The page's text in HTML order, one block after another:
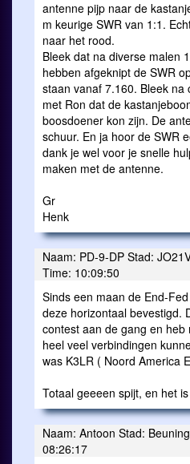
antenne pijp naar de
m keurige SWR van 1:1.
naar het rood.
Bleek dat na diverse malen
hebben afgeknipt de SWR
staan vanaf 7.160. Bleek
met Ron dat de
boosdoener kon zijn. De
schuur. En ja hoor de SWR
dank je wel voor je snelle
maken met de antenne.
Gr
Henk
Naam: PD-9-DP Stad:
Time: 10:09:50
Sinds een maan de End-
deze horizontaal bevestigd.
contest aan de gang en heb
heel veel verbindingen
was K3LR ( Noord America
Totaal geeeen spijt, en het
Naam: Antoon Stad:
08:26:17